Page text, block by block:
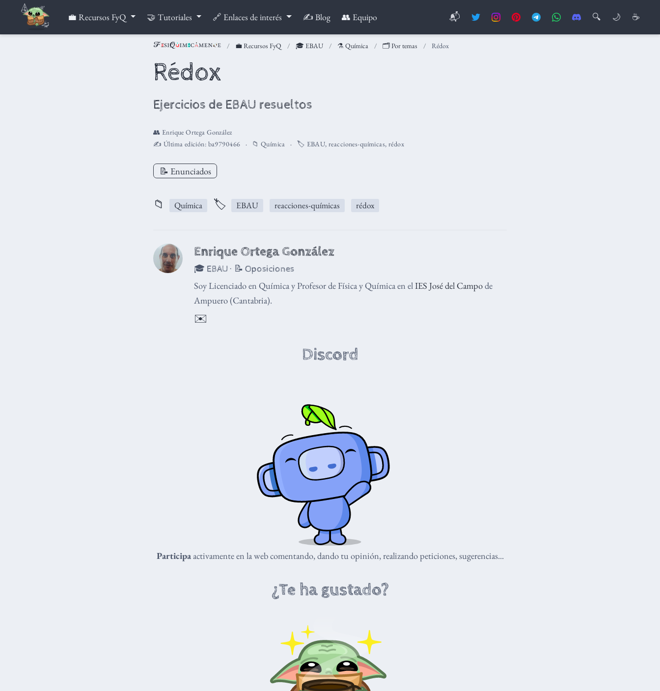
💼 Recursos FyQ 🤝 Tutoriales 🔗 Enlaces de interés ✍️ Blog 👥 Equipo 📬 🔍 🌙 ☕
💼 Recursos FyQ 🎓 EBAU ⚗️ Química 🗂️ Por temas Rédox
Rédox
Ejercicios de EBAU resueltos
👥 Enrique Ortega González
✍️ Última edición: ba9790466 📁 Química 🏷️ EBAU, reacciones-químicas, rédox
📝 Enunciados
📁 Química 🏷️ EBAU reacciones-químicas rédox
Enrique Ortega González
🎓 EBAU · 📝 Oposiciones
Soy Licenciado en Química y Profesor de Física y Química en el IES José del Campode
Ampuero (Cantabria).
✉️
Discord
Participa activamente en la web comentando, dando tu opinión, realizando peticiones, sugerencias...
¿Te ha gustado?